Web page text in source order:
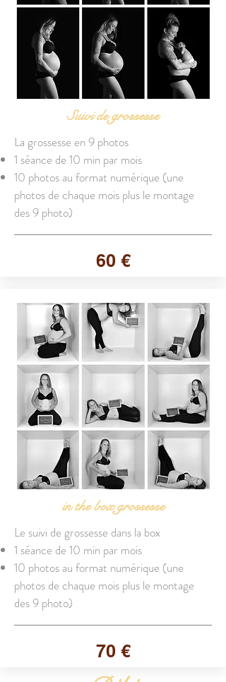
Suivi de grossesse
La grossesse en 9 photos
1 séance de 10 min par mois
10 photos au format numérique (une
photos de chaque mois plus le montage
des 9 photo)
60 €
in the box grossesse
Le suivi de grossesse dans la box
1 séance de 10 min par mois
10 photos au format numérique (une
photos de chaque mois plus le montage
des 9 photo)
70 €